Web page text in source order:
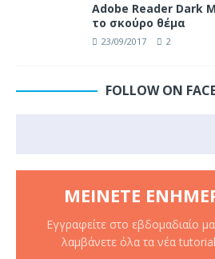
Adobe Reader Dark
το σκούρο θέμα
23/09/2017 2
FOLLOW ON
ΜΕΊΝΕΤΕ
Εγγραφείτε στο εβδομαδιαίο
λαμβάνετε όλα τα νέα